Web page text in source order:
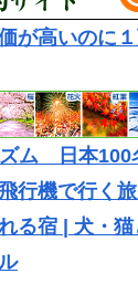
が高いのに
ム 日本100
行機で行く
る宿 | 犬・